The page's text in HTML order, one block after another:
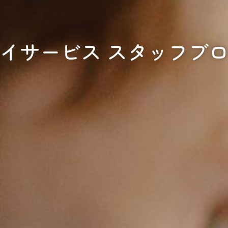
サービス スタッフブ